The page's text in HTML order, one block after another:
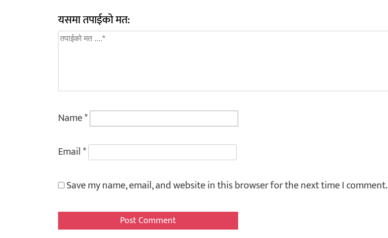
यसमा तपाईको मत:
Name*
Email*
Save my name, email, and website in this browser for the next time I comment.